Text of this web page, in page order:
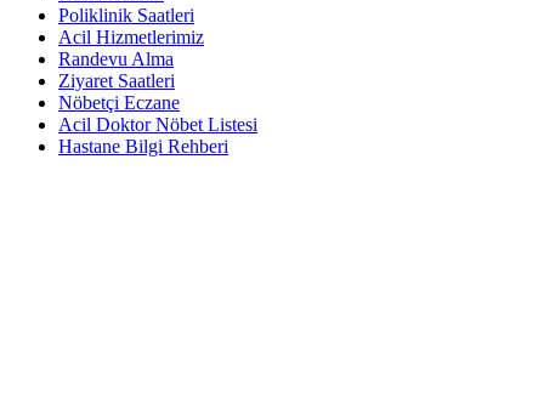
Poliklinik Saatleri
Acil Hizmetlerimiz
Randevu Alma
Ziyaret Saatleri
Nöbetçi Eczane
Acil Doktor Nöbet Listesi
Hastane Bilgi Rehberi